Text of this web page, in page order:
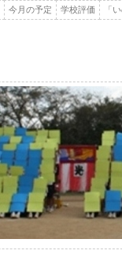
今月の予定 学校評価 「